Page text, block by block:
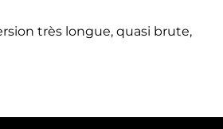
très longue, quasi brute,